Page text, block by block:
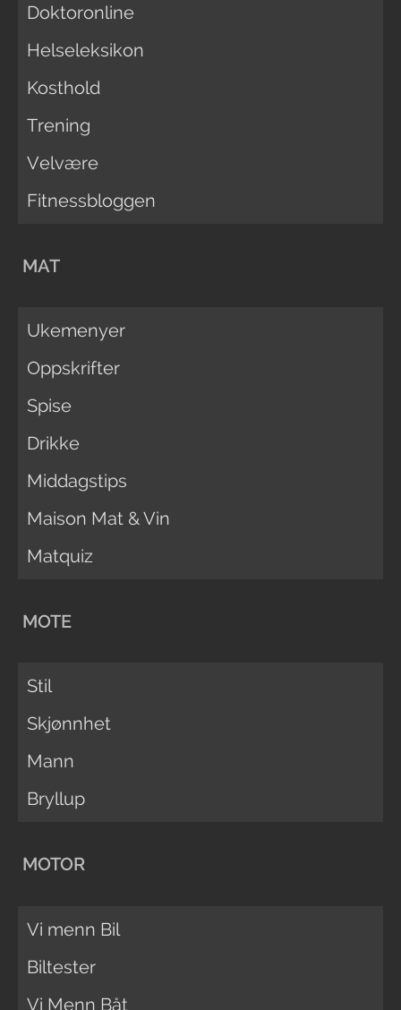
Doktoronline
Helseleksikon
Kosthold
Trening
Velvære
Fitnessbloggen
MAT
Ukemenyer
Oppskrifter
Spise
Drikke
Middagstips
Maison Mat & Vin
Matquiz
MOTE
Stil
Skjønnhet
Mann
Bryllup
MOTOR
Vi menn Bil
Biltester
Vi Menn Båt